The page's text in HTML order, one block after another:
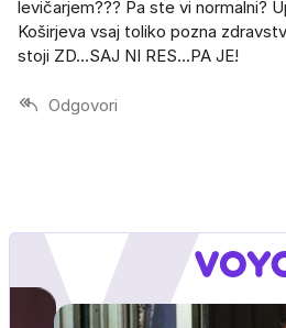
levičarjem??? Pa ste vi normalni?
Koširjeva vsaj toliko pozna
stoji ZD...SAJ NI RES...PA JE!
Odgovori